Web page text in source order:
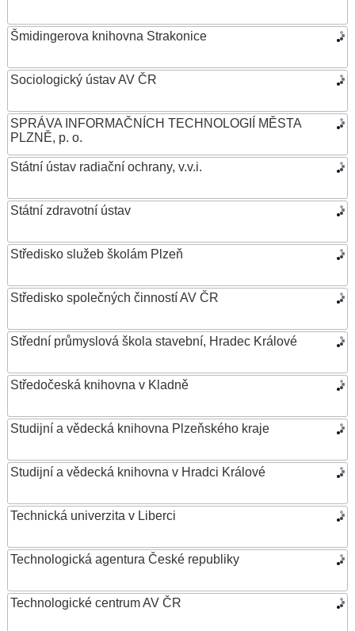
Šmidingerova knihovna Strakonice
Sociologický ústav AV ČR
SPRÁVA INFORMAČNÍCH TECHNOLOGIÍ MĚSTA
PLZNĚ, p. o.
Státní ústav radiační ochrany, v.v.i.
Státní zdravotní ústav
Středisko služeb školám Plzeň
Středisko společných činností AV ČR
Střední průmyslová škola stavební, Hradec Králové
Středočeská knihovna v Kladně
Studijní a vědecká knihovna Plzeňského kraje
Studijní a vědecká knihovna v Hradci Králové
Technická univerzita v Liberci
Technologická agentura České republiky
Technologické centrum AV ČR